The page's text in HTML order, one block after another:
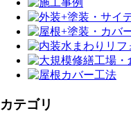
カテゴリ